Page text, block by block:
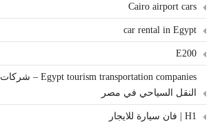
Cairo airport cars
car rental in Egypt
E200
Egypt tourism transportation companies – شركات
النقل السياحي في مصر
H1 | فان سيارة للايجار